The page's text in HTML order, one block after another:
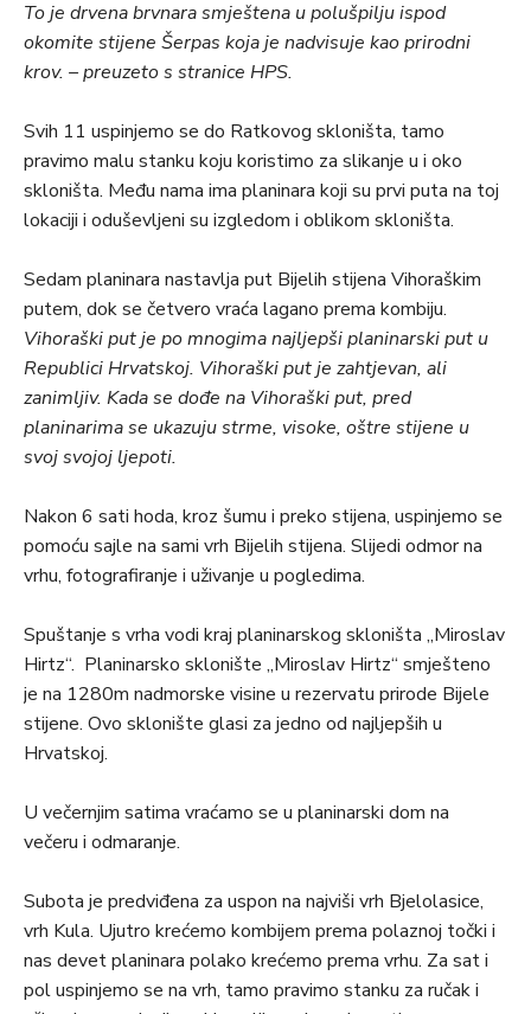
To je drvena brvnara smještena u polušpilju ispod
okomite stijene Šerpas koja je nadvisuje kao prirodni
krov. – preuzeto s stranice HPS.
Svih 11 uspinjemo se do Ratkovog skloništa, tamo
pravimo malu stanku koju koristimo za slikanje u i oko
skloništa. Među nama ima planinara koji su prvi puta na toj
lokaciji i oduševljeni su izgledom i oblikom skloništa.
Sedam planinara nastavlja put Bijelih stijena Vihoraškim
putem, dok se četvero vraća lagano prema kombiju.
Vihoraški put je po mnogima najljepši planinarski put u
Republici Hrvatskoj. Vihoraški put je zahtjevan, ali
zanimljiv. Kada se dođe na Vihoraški put, pred
planinarima se ukazuju strme, visoke, oštre stijene u
svoj svojoj ljepoti.
Nakon 6 sati hoda, kroz šumu i preko stijena, uspinjemo se
pomoću sajle na sami vrh Bijelih stijena. Slijedi odmor na
vrhu, fotografiranje i uživanje u pogledima.
Spuštanje s vrha vodi kraj planinarskog skloništa „Miroslav
Hirtz“. Planinarsko sklonište „Miroslav Hirtz“ smješteno
je na 1280m nadmorske visine u rezervatu prirode Bijele
stijene. Ovo sklonište glasi za jedno od najljepših u
Hrvatskoj.
U večernjim satima vraćamo se u planinarski dom na
večeru i odmaranje.
Subota je predviđena za uspon na najviši vrh Bjelolasice,
vrh Kula. Ujutro krećemo kombijem prema polaznoj točki i
nas devet planinara polako krećemo prema vrhu. Za sat i
pol uspinjemo se na vrh, tamo pravimo stanku za ručak i